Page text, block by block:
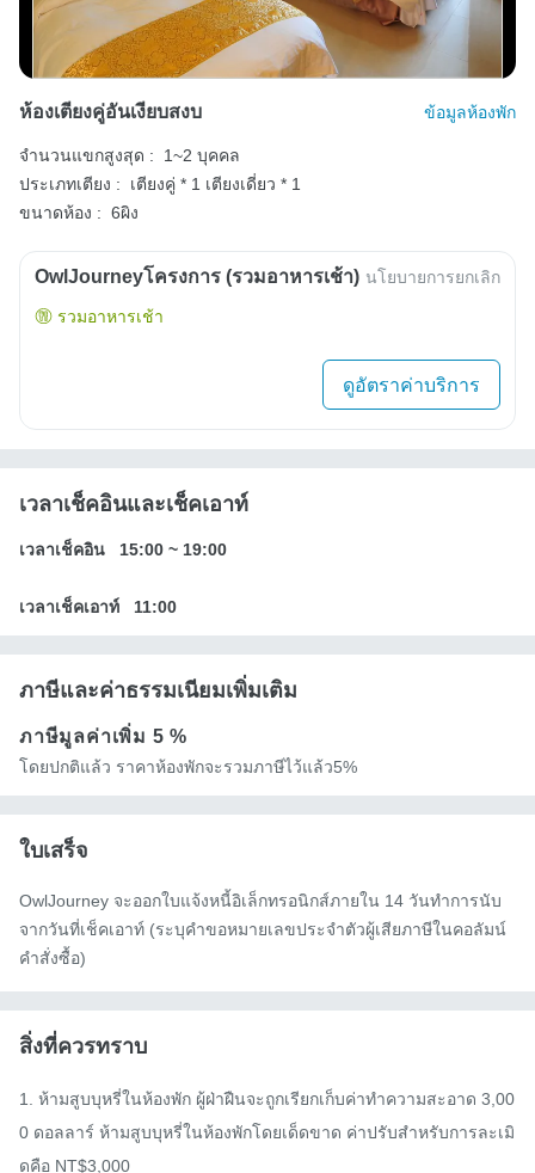
ห้องเตียงคู่อันเงียบสงบ ข้อมูลห้องพัก
จำนวนแขกสูงสุด :
1~2 บุคคล
ประเภทเตียง :
เตียงคู่ * 1 เตียงเดี่ยว * 1
ขนาดห้อง : 6ผิง
OwlJourneyโครงการ (รวมอาหารเช้า) นโยบายการยกเลิก
รวมอาหารเช้า
ดูอัตราค่าบริการ
เวลาเช็คอินและเช็คเอาท์
เวลาเช็คอิน 15:00 ~ 19:00
เวลาเช็คเอาท์ 11:00
ภาษีและค่าธรรมเนียมเพิ่มเติม
ภาษีมูลค่าเพิ่ม 5 %
โดยปกติแล้ว ราคาห้องพักจะรวมภาษีไว้แล้ว5%
ใบเสร็จ
OwlJourney จะออกใบแจ้งหนี้อิเล็กทรอนิกส์ภายใน 14 วันทำการนับ
จากวันที่เช็คเอาท์ (ระบุคำขอหมายเลขประจำตัวผู้เสียภาษีในคอลัมน์
คำสั่งซื้อ)
สิ่งที่ควรทราบ
1. ห้ามสูบบุหรี่ในห้องพัก ผู้ฝ่าฝืนจะถูกเรียกเก็บค่าทำความสะอาด 3,00
0 ดอลลาร์ ห้ามสูบบุหรี่ในห้องพักโดยเด็ดขาด ค่าปรับสำหรับการละเมิ
ดคือ NT$3,000